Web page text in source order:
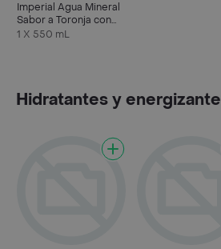
Imperial Agua Mineral
Sabor a Toronja con
Gas
1 X 550 mL
Hidratantes y energizante